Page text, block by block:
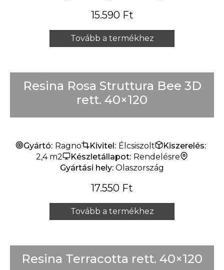
15.590 Ft
Tovább a termékhez
Resina Rosa Struttura Bee 3D
rett. 40×120
Gyártó: Ragno Kivitel: Élcsiszolt
Kiszerelés:
2,4 m2
Készletállapot: Rendelésre
Gyártási hely: Olaszország
17.550 Ft
Tovább a termékhez
Resina Terracotta rett. 40×120